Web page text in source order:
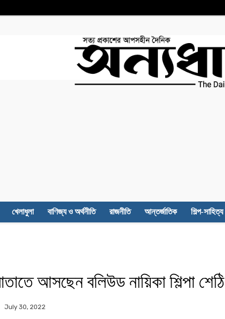
খেলাধুলা বাণিজ্য ও অর্থনীতি রাজনীতি আন্তর্জাতিক শিল্প-সাহিত্য
আসছেন বলিউড নায়িকা শিল্পা শেঠি
July 30, 2022